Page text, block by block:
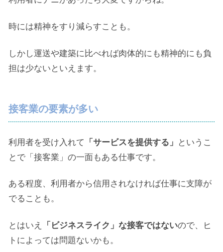
時には精神をすり減らすことも。
しかし運送や建築に比べれば肉体的にも精神的にも負
担は少ないといえます。
接客業の要素が多い
利用者を受け入れて 「サービスを提供する」
というこ
とで「接客業」の一面もある仕事です。
ある程度、利用者から信用されなければ仕事に支障が
でることも。
とはいえ 「ビジネスライク」な接客ではないので、ヒ
トによっては問題ないかも。